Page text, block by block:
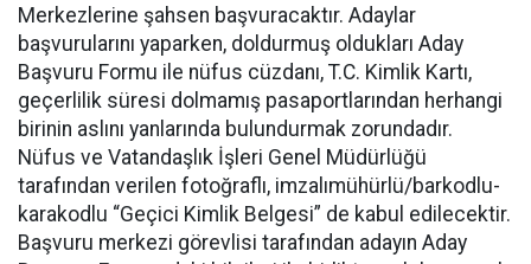
Merkezlerine şahsen başvuracaktır. Adaylar
başvurularını yaparken, doldurmuş oldukları Aday
Başvuru Formu ile nüfus cüzdanı, T.C. Kimlik Kartı,
geçerlilik süresi dolmamış pasaportlarından herhangi
birinin aslını yanlarında bulundurmak zorundadır.
Nüfus ve Vatandaşlık İşleri Genel Müdürlüğü
tarafından verilen fotoğraflı, imzalımühürlü/barkodlu-
karakodlu “Geçici Kimlik Belgesi” de kabul edilecektir.
Başvuru merkezi görevlisi tarafından adayın Aday